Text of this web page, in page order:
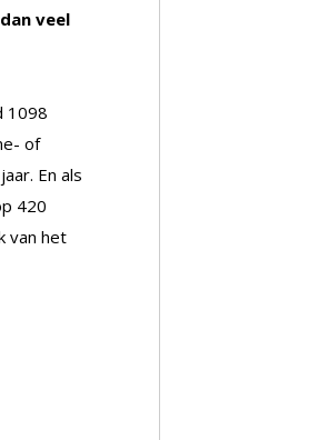
veel
1098
of
En als
420
van het